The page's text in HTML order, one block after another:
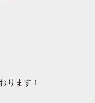
ります！